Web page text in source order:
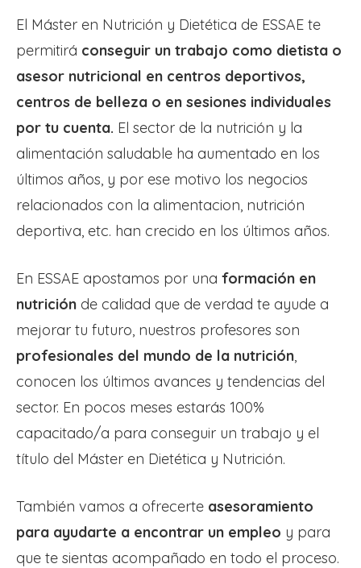
El Máster en Nutrición y Dietética de ESSAE te
permitirá conseguir un trabajo como dietista o
asesor nutricional en centros deportivos,
centros de belleza o en sesiones individuales
por tu cuenta. El sector de la nutrición y la
alimentación saludable ha aumentado en los
últimos años, y por ese motivo los negocios
relacionados con la alimentacion, nutrición
deportiva, etc. han crecido en los últimos años.
En ESSAE apostamos por una formación en
nutrición de calidad que de verdad te ayude a
mejorar tu futuro, nuestros profesores son
profesionales del mundo de la nutrición,
conocen los últimos avances y tendencias del
sector. En pocos meses estarás 100%
capacitado/a para conseguir un trabajo y el
título del Máster en Dietética y Nutrición.
También vamos a ofrecerte asesoramiento
para ayudarte a encontrar un empleo y para
que te sientas acompañado en todo el proceso.